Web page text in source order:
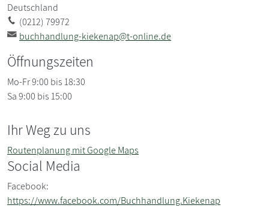
Deutschland
(0212) 79972
buchhandlung-kiekenap@t-online.de
Öffnungszeiten
Mo-Fr 9:00 bis 18:30
Sa 9:00 bis 15:00
Ihr Weg zu uns
Routenplanung mit Google Maps
Social Media
Facebook:
https://www.facebook.com/Buchhandlung.Kiekenap